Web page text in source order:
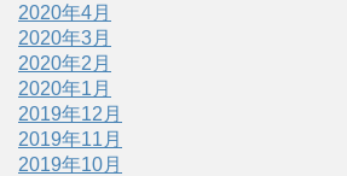
2020年4月
2020年3月
2020年2月
2020年1月
2019年12月
2019年11月
2019年10月